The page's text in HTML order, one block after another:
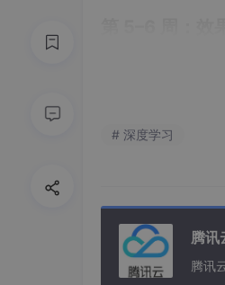
分数有所提升后
可视化：用
第 7–8 周：写
00 字，保持节奏
改语法，再邀请师
第 9–12 周：
# 深度学习
腾讯
腾讯